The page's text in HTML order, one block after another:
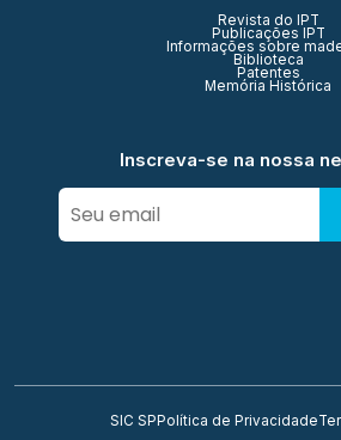
Revista do IPT
Publicações IPT
Informações sobre
Biblioteca
Patentes
Memória Histórica
Inscreva-se na nossa
SIC SP Política de Privacidade